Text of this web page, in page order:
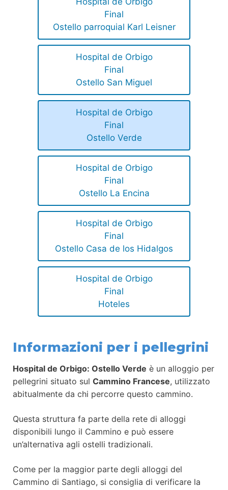
Final
Ostello parroquial Karl Leisner
Hospital de Orbigo
Final
Ostello San Miguel
Hospital de Orbigo
Final
Ostello Verde
Hospital de Orbigo
Final
Ostello La Encina
Hospital de Orbigo
Final
Ostello Casa de los Hidalgos
Hospital de Orbigo
Final
Hoteles
Informazioni per i pellegrini
Hospital de Orbigo: Ostello Verde è un alloggio per
pellegrini situato sul Cammino Francese, utilizzato
abitualmente da chi percorre questo cammino.
Questa struttura fa parte della rete di alloggi
disponibili lungo il Cammino e può essere
un’alternativa agli ostelli tradizionali.
Come per la maggior parte degli alloggi del
Cammino di Santiago, si consiglia di verificare la